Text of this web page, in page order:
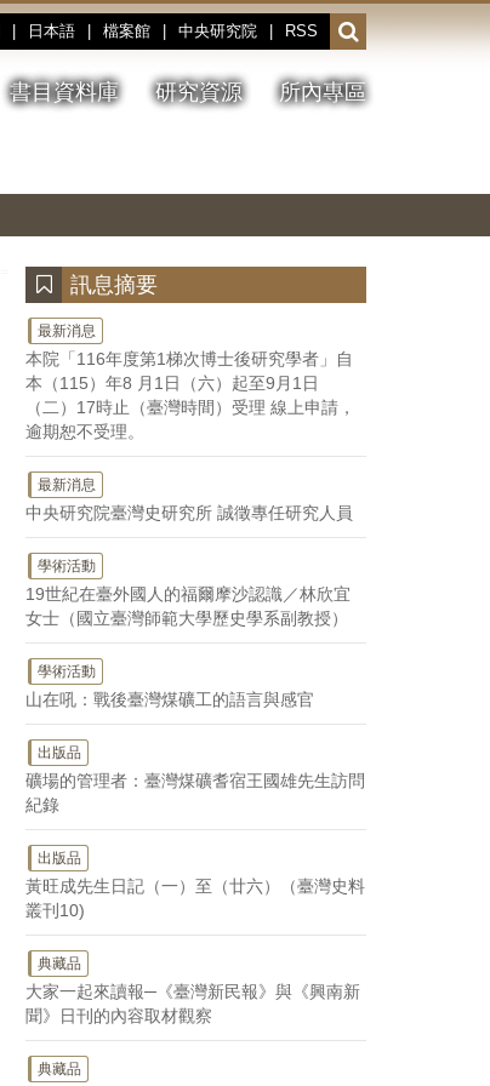
日本語 檔案館 中央研究院 RSS
開
啟
或
收
書目資料庫 研究資源 所內專區
停、
圖
圖
結
訊息摘要
最新消息
本院「116年度第1梯次博士後研究學者」自
本（115）年8 月1日（六）起至9月1日
（二）17時止（臺灣時間）受理 線上申請，
逾期恕不受理。
最新消息
中央研究院臺灣史研究所 誠徵專任研究人員
學術活動
19世紀在臺外國人的福爾摩沙認識／林欣宜
女士（國立臺灣師範大學歷史學系副教授）
學術活動
山在吼：戰後臺灣煤礦工的語言與感官
出版品
礦場的管理者：臺灣煤礦耆宿王國雄先生訪問
紀錄
出版品
黃旺成先生日記（一）至（廿六）（臺灣史料
叢刊10)
典藏品
大家一起來讀報─《臺灣新民報》與《興南新
聞》日刊的內容取材觀察
典藏品